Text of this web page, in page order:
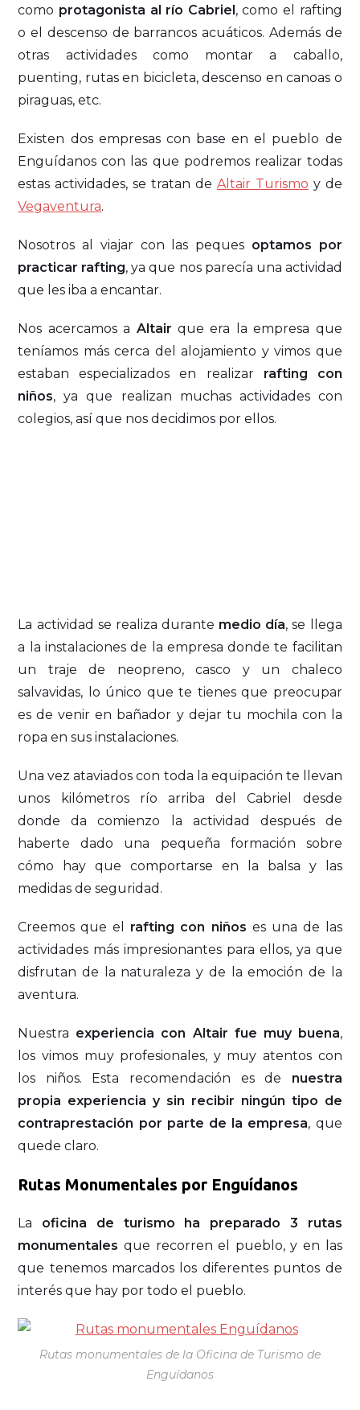
como protagonista al río Cabriel , como el rafting
o el descenso de barrancos acuáticos. Además de
otras actividades como montar a caballo,
puenting, rutas en bicicleta, descenso en canoas o
piraguas, etc.
Existen dos empresas con base en el pueblo de
Enguídanos con las que podremos realizar todas
estas actividades, se tratan de Altair Turismo y de
Vegaventura.
Nosotros al viajar con las peques optamos por
practicar rafting, ya que nos parecía una actividad
que les iba a encantar.
Nos acercamos a Altair que era la empresa que
teníamos más cerca del alojamiento y vimos que
estaban especializados en realizar rafting con
niños, ya que realizan muchas actividades con
colegios, así que nos decidimos por ellos.
La actividad se realiza durante medio día, se llega
a la instalaciones de la empresa donde te facilitan
un traje de neopreno, casco y un chaleco
salvavidas, lo único que te tienes que preocupar
es de venir en bañador y dejar tu mochila con la
ropa en sus instalaciones.
Una vez ataviados con toda la equipación te llevan
unos kilómetros río arriba del Cabriel desde
donde da comienzo la actividad después de
haberte dado una pequeña formación sobre
cómo hay que comportarse en la balsa y las
medidas de seguridad.
Creemos que el rafting con niños es una de las
actividades más impresionantes para ellos, ya que
disfrutan de la naturaleza y de la emoción de la
aventura.
Nuestra experiencia con Altair fue muy buena,
los vimos muy profesionales, y muy atentos con
los niños. Esta recomendación es de nuestra
propia experiencia y sin recibir ningún tipo de
contraprestación por parte de la empresa, que
quede claro.
Rutas Monumentales por Enguídanos
La oficina de turismo ha preparado 3 rutas
monumentales que recorren el pueblo, y en las
que tenemos marcados los diferentes puntos de
interés que hay por todo el pueblo.
Rutas monumentales de la Oficina de Turismo de
Enguídanos